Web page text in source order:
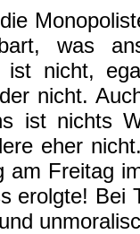
was
ist nicht,
nicht.
ist nichts
eher
am Freitag
erolgte! Bei